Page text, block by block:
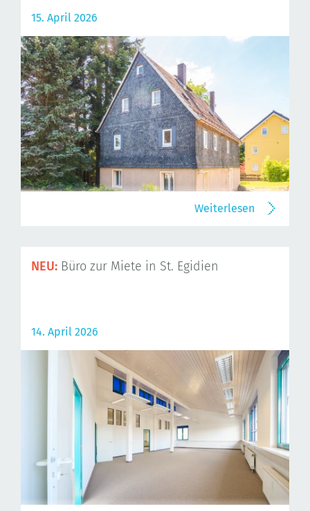
15. April 2026
Weiterlesen
NEU: Büro zur Miete in St. Egidien
14. April 2026